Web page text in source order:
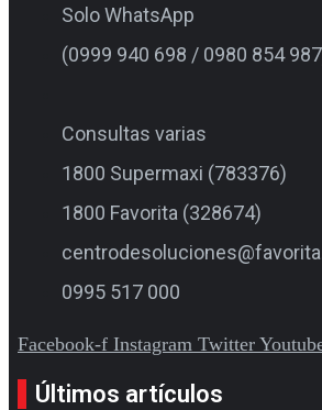
Solo WhatsApp
(0999 940 698 / 0980 854
Consultas varias
1800 Supermaxi (783376)
1800 Favorita (328674)
0995 517 000
Facebook-f Instagram Twitter
Últimos artículos